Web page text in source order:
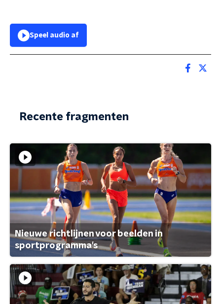
Speel audio af
Recente fragmenten
Nieuwe richtlijnen voor beelden in
sportprogramma's